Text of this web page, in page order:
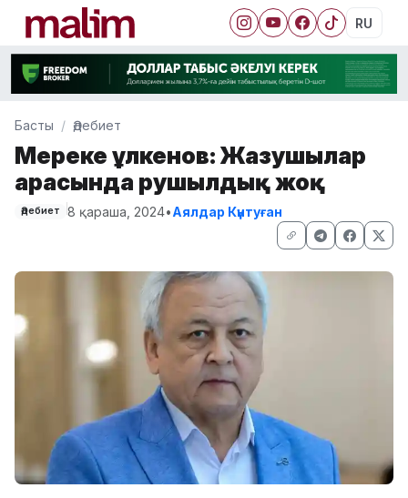
RU
Басты Әдебиет
Мереке Құлкенов: Жазушылар
арасында рушылдық жоқ
Әдебиет 8 қараша, 2024•Аялдар Күнтуған